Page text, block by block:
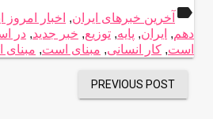
label آخرین خبرهای ایران, اخبار امروز
دهم, ایران, پایه, توزیع, خبر جدید, در
است, کار انسانی, مبنای است, مبنای
PREVIOUS POST